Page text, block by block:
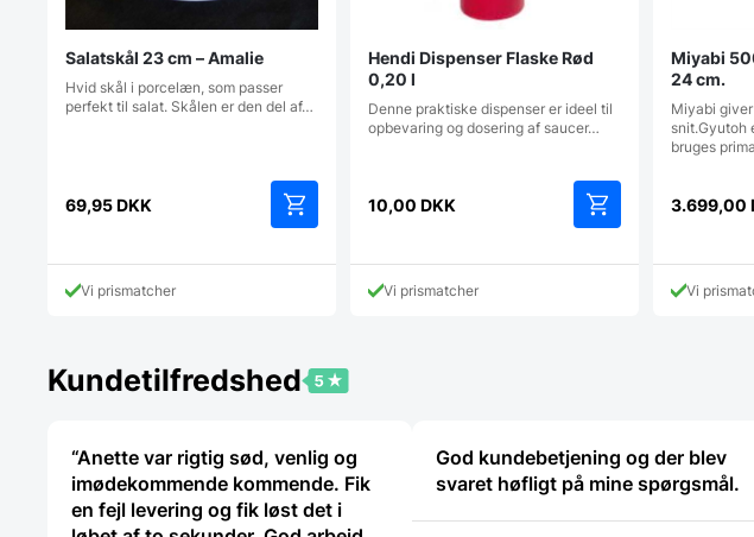
Salatskål 23 cm – Amalie
Hvid skål i porcelæn, som passer
perfekt til salat. Skålen er den del af…
69,95 DKK
Vi prismatcher
Hendi Dispenser Flaske Rød
0,20 l
Denne praktiske dispenser er ideel til
opbevaring og dosering af saucer…
10,00 DKK
Vi prismatcher
Miyabi
24 cm.
Miyabi
snit.Gyutoh
bruges
3.699,00
Vi
Kundetilfredshed
“Anette var rigtig sød, venlig og
imødekommende kommende. Fik
en fejl levering og fik løst det i
God kundebetjening og der blev
svaret høfligt på mine spørgsmål.